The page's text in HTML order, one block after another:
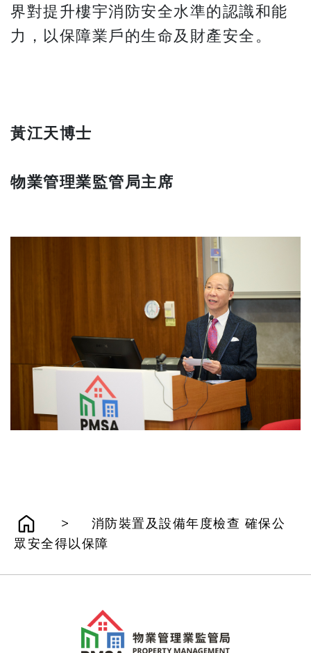
界對提升樓宇消防安全水準的認識和能
力，以保障業戶的生命及財產安全。
黃江天博士
物業管理業監管局主席
>
消防裝置及設備年度檢查 確保公
眾安全得以保障